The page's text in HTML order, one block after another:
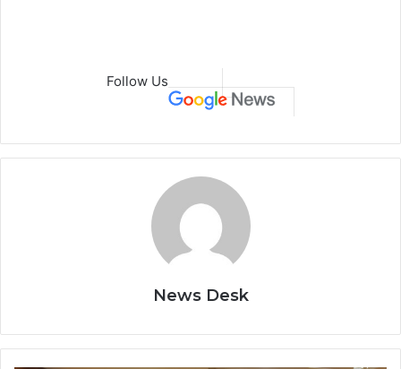
Follow Us
News Desk